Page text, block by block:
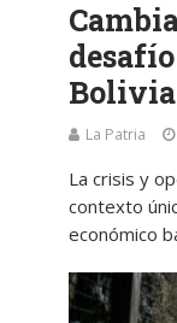
Bolivia
La Patria
La crisis y
contexto
económico